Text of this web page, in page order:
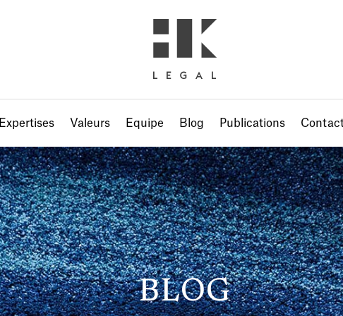
Expertises Valeurs Equipe Blog Publications
BLOG